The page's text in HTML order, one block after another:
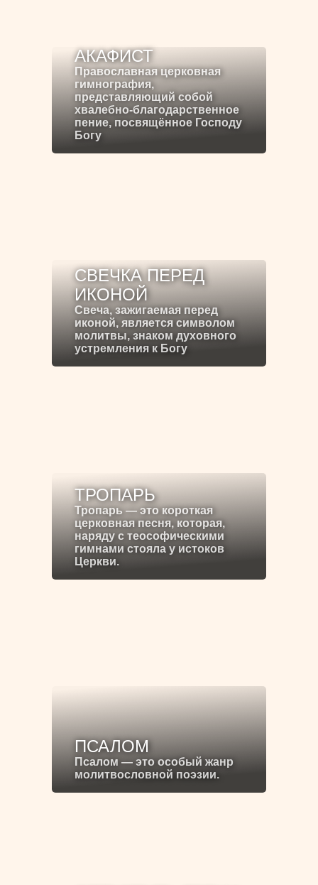
АКАФИСТ
Православная церковная
гимнография,
представляющий собой
хвалебно-благодарственное
пение, посвящённое Господу
Богу
СВЕЧКА ПЕРЕД
ИКОНОЙ
Свеча, зажигаемая перед
иконой, является символом
молитвы, знаком духовного
устремления к Богу
ТРОПАРЬ
Тропарь — это короткая
церковная песня, которая,
наряду с теософическими
гимнами стояла у истоков
Церкви.
ПСАЛОМ
Псалом — это особый жанр
молитвословной поэзии.